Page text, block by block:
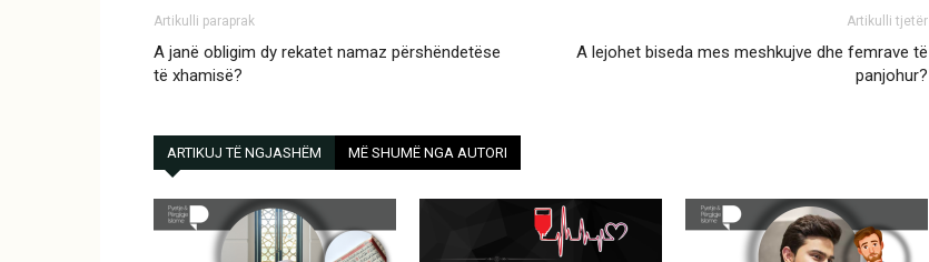
Artikulli paraprak
A janë obligim dy rekatet namaz përshëndetëse
të xhamisë?
Artikulli tjetër
A lejohet biseda mes meshkujve dhe femrave të
panjohur?
ARTIKUJ TË NGJASHËM MË SHUMË NGA AUTORI